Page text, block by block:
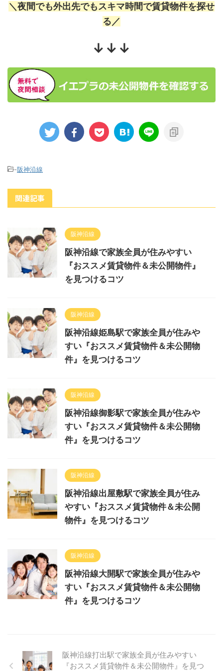
＼夜間でも外出先でもスキマ時間で賃貸物件を探せ
る／
↓↓↓
-阪神沿線
関連記事
阪神沿線
阪神沿線で家族全員が住みやすい
『おススメ賃貸物件＆未公開物件』
を見つけるコツ
阪神沿線
阪神沿線姫島駅で家族全員が住みや
すい『おススメ賃貸物件＆未公開物
件』を見つけるコツ
阪神沿線
阪神沿線御影駅で家族全員が住みや
すい『おススメ賃貸物件＆未公開物
件』を見つけるコツ
阪神沿線
阪神沿線出屋敷駅で家族全員が住み
やすい『おススメ賃貸物件＆未公開
物件』を見つけるコツ
阪神沿線
阪神沿線大開駅で家族全員が住みや
すい『おススメ賃貸物件＆未公開物
件』を見つけるコツ
阪神沿線打出駅で家族全員が住みやすい
『おススメ賃貸物件＆未公開物件』を見つ